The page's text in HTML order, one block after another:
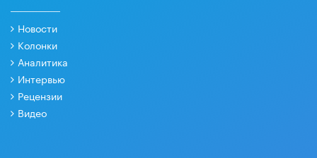
Новости
Колонки
Аналитика
Интервью
Рецензии
Видео